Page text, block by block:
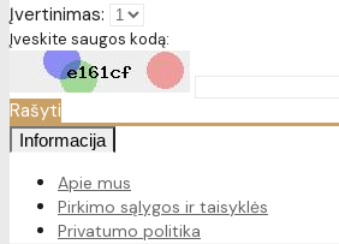
Įvertinimas:
Įveskite saugos kodą:
Rašyti
Informacija
Apie mus
Pirkimo sąlygos ir taisyklės
Privatumo politika